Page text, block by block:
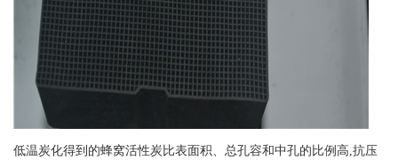
低温炭化得到的蜂窝活性炭比表面积、总孔容和中孔的比例高,抗压